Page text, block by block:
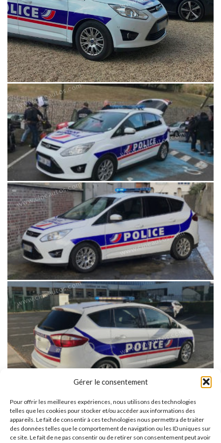
Gérer le consentement
Pour offrir les meilleures expériences, nous utilisons des technologies
telles que les cookies pour stocker et/ou accéder aux informations des
appareils. Le fait de consentir à ces technologies nous permettra de traiter
des données telles que le comportement de navigation ou les ID uniques sur
ce site. Le fait de ne pas consentir ou de retirer son consentement peut avoir
www.cineautos.com
www.cineautos.com
www.cineautos.com
www.cineautos.com